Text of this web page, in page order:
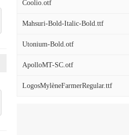
Coolio.otf
Mahsuri-Bold-Italic-Bold.ttf
Utonium-Bold.otf
ApolloMT-SC.otf
LogosMylèneFarmerRegular.ttf